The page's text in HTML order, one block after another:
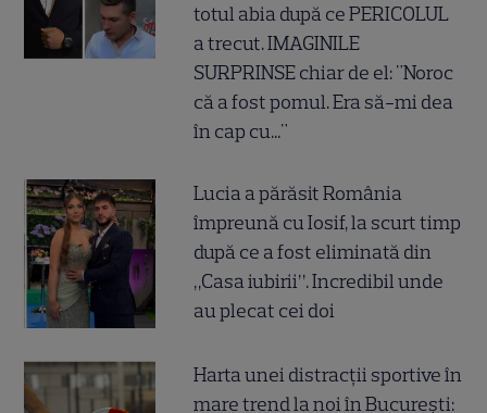
totul abia după ce PERICOLUL
a trecut. IMAGINILE
SURPRINSE chiar de el: "Noroc
că a fost pomul. Era să-mi dea
în cap cu..."
Lucia a părăsit România
împreună cu Iosif, la scurt timp
după ce a fost eliminată din
„Casa iubirii”. Incredibil unde
au plecat cei doi
Harta unei distracții sportive în
mare trend la noi în București: